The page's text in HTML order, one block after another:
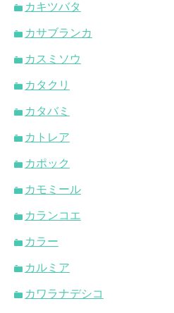
カキツバタ
カサブランカ
カスミソウ
カタクリ
カタバミ
カトレア
カポック
カモミール
カランコエ
カラー
カルミア
カワラナデシコ